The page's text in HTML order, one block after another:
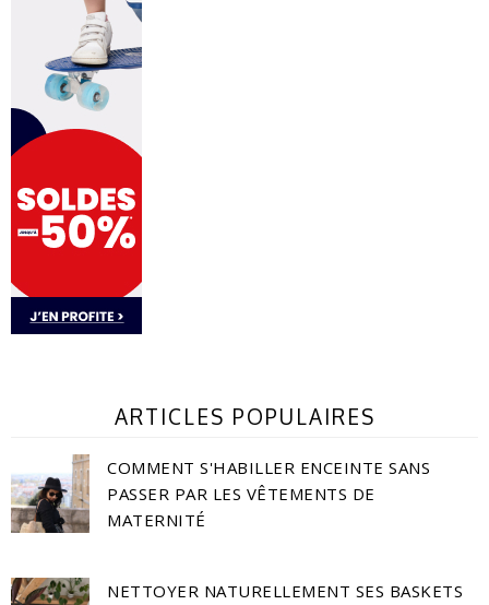
ARTICLES POPULAIRES
COMMENT S'HABILLER ENCEINTE SANS
PASSER PAR LES VÊTEMENTS DE
MATERNITÉ
NETTOYER NATURELLEMENT SES BASKETS